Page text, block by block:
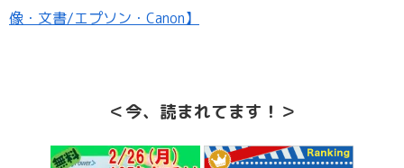
像・文書/エプソン・Canon】
＜今、読まれてます！＞